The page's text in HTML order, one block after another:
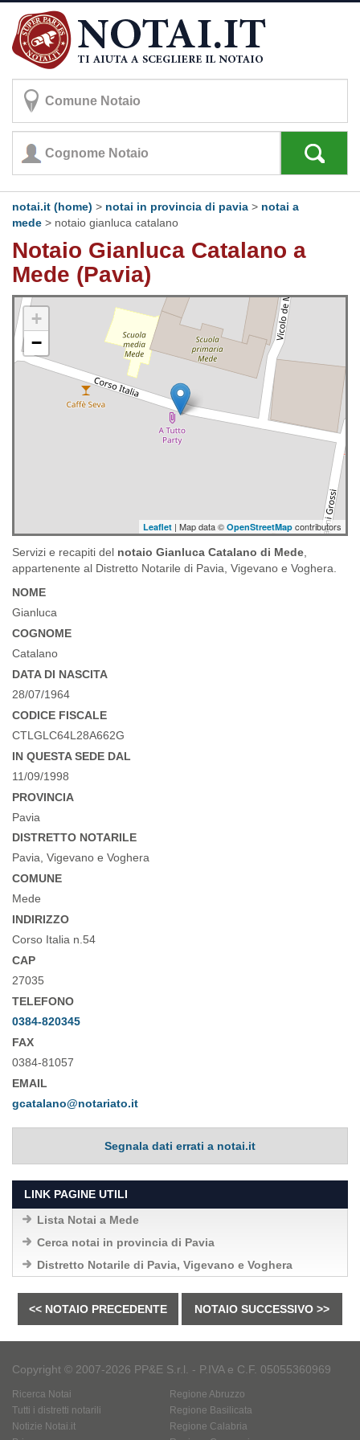
notai.it (home) > notai in provincia di pavia > notai a
mede > notaio gianluca catalano
Notaio Gianluca Catalano a
Mede (Pavia)
+
−
Leaflet | Map data © OpenStreetMap contributors
Servizi e recapiti del notaio Gianluca Catalano di Mede
appartenente al Distretto Notarile di Pavia, Vigevano e Voghera.
NOME
Gianluca
COGNOME
Catalano
DATA DI NASCITA
28/07/1964
CODICE FISCALE
CTLGLC64L28A662G
IN QUESTA SEDE DAL
11/09/1998
PROVINCIA
Pavia
DISTRETTO NOTARILE
Pavia, Vigevano e Voghera
COMUNE
Mede
INDIRIZZO
Corso Italia n.54
CAP
27035
TELEFONO
0384-820345
FAX
0384-81057
EMAIL
gcatalano@notariato.it
Segnala dati errati a notai.it
LINK PAGINE UTILI
Lista Notai a Mede
Cerca notai in provincia di Pavia
Distretto Notarile di Pavia, Vigevano e Voghera
<< NOTAIO PRECEDENTE NOTAIO SUCCESSIVO >>
Copyright © 2007-2026 PP&E S.r.l. - P.IVA e C.F. 05055360969
Ricerca Notai
Tutti i distretti notarili
Notizie Notai.it
Regione Abruzzo
Regione Basilicata
Regione Calabria